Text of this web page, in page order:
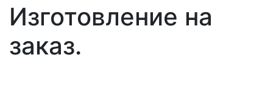
Изготовление на
заказ.